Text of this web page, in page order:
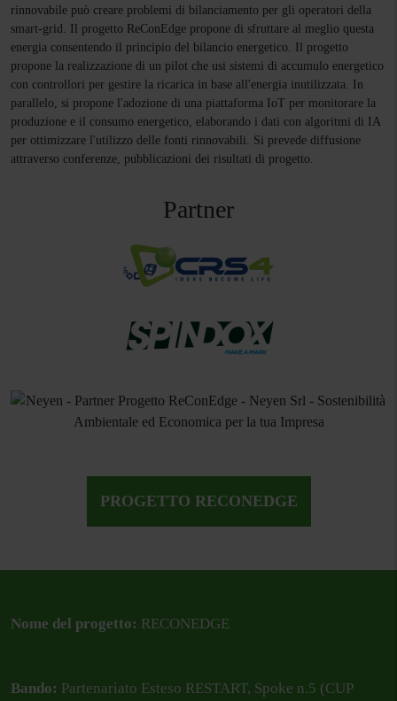
rinnovabile può creare problemi di bilanciamento per gli operatori della
smart-grid. Il progetto ReConEdge propone di sfruttare al meglio questa
energia consentendo il principio del bilancio energetico. Il progetto
propone la realizzazione di un pilot che usi sistemi di accumulo energetico
con controllori per gestire la ricarica in base all'energia inutilizzata. In
parallelo, si propone l'adozione di una piattaforma IoT per monitorare la
produzione e il consumo energetico, elaborando i dati con algoritmi di IA
per ottimizzare l'utilizzo delle fonti rinnovabili. Si prevede diffusione
attraverso conferenze, pubblicazioni dei risultati di progetto.
Partner
PROGETTO RECONEDGE
Nome del progetto: RECONEDGE
Bando: Partenariato Esteso RESTART, Spoke n.5 (CUP